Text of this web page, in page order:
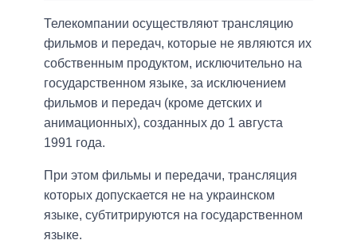
Телекомпании осуществляют трансляцию
фильмов и передач, которые не являются их
собственным продуктом, исключительно на
государственном языке, за исключением
фильмов и передач (кроме детских и
анимационных), созданных до 1 августа
1991 года.
При этом фильмы и передачи, трансляция
которых допускается не на украинском
языке, субтитрируются на государственном
языке.